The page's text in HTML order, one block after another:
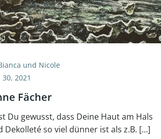
und Nicole
30, 2021
Fächer
Du gewusst, dass Deine Haut am Hals
Dekolleté so viel dünner ist als z.B. […]